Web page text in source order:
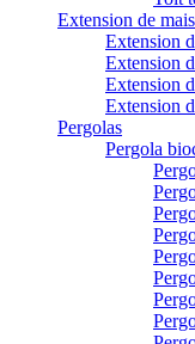
Extension de
Extension
Extension
Extension
Extension
Pergolas
Pergola